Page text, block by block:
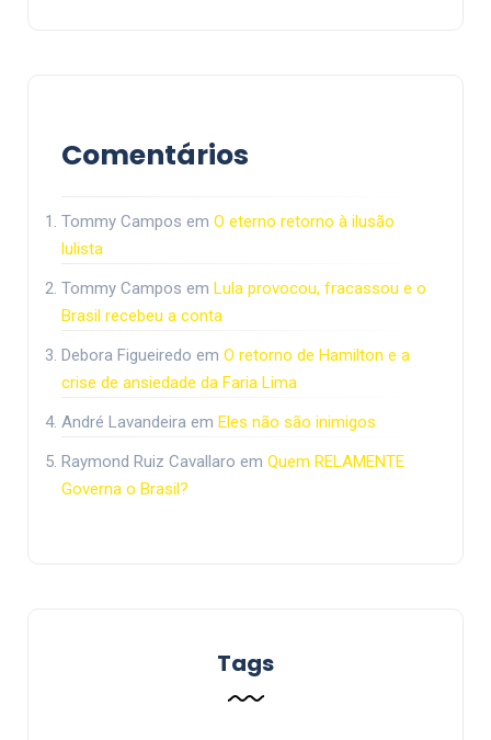
Comentários
Tommy Campos em O eterno retorno à ilusão
lulista
Tommy Campos em Lula provocou, fracassou e o
Brasil recebeu a conta
Debora Figueiredo em O retorno de Hamilton e a
crise de ansiedade da Faria Lima
André Lavandeira em Eles não são inimigos
Raymond Ruiz Cavallaro em Quem RELAMENTE
Governa o Brasil?
Tags